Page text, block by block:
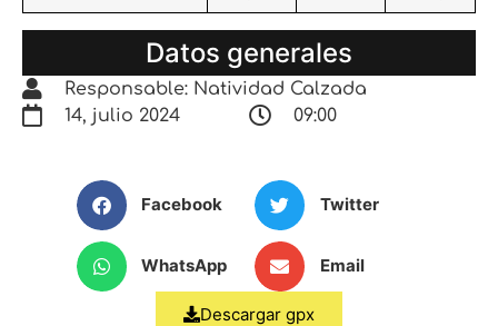
Datos generales
Responsable: Natividad Calzada
14, julio 2024
09:00
Facebook Twitter
WhatsApp Email
Descargar gpx